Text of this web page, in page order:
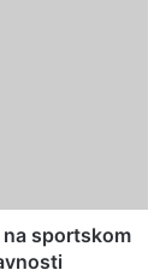
sportskom